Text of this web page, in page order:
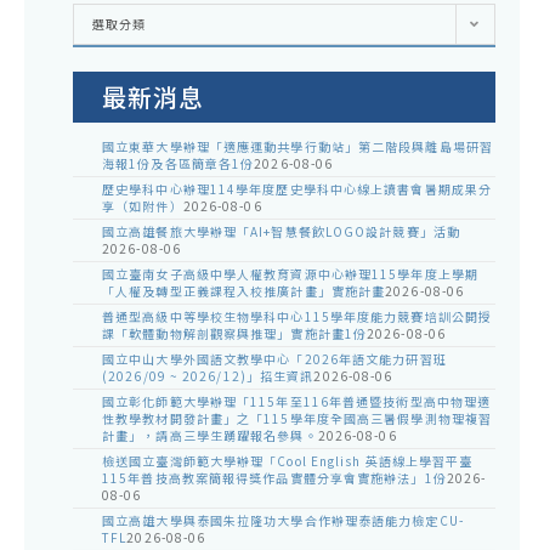
各
室
選取分類
最新消息
國立東華大學辦理「適應運動共學行動站」第二階段與離島場研習
海報1份及各區簡章各1份2026-08-06
歷史學科中心辦理114學年度歷史學科中心線上讀書會暑期成果分
享（如附件） 2026-08-06
國立高雄餐旅大學辦理「AI+智慧餐飲LOGO設計競賽」活動
2026-08-06
國立臺南女子高級中學人權教育資源中心辦理115學年度上學期
「人權及轉型正義課程入校推廣計畫」實施計畫2026-08-06
普通型高級中等學校生物學科中心115學年度能力競賽培訓公開授
課「軟體動物解剖觀察與推理」實施計畫1份2026-08-06
國立中山大學外國語文教學中心「2026年語文能力研習班
(2026/09 ~ 2026/12)」招生資訊2026-08-06
國立彰化師範大學辦理「115年至116年普通暨技術型高中物理適
性教學教材開發計畫」之「115學年度全國高三暑假學測物理複習
計畫」，請高三學生踴躍報名參與。 2026-08-06
檢送國立臺灣師範大學辦理「Cool English 英語線上學習平臺
115年普技高教案簡報得獎作品實體分享會實施辦法」1份2026-
08-06
國立高雄大學與泰國朱拉隆功大學合作辦理泰語能力檢定CU-
TFL2026-08-06